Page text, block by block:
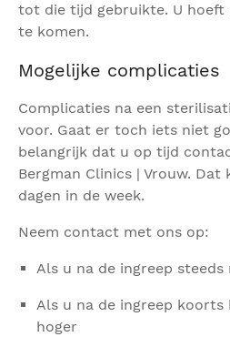
tot die tijd gebruikte. U
te komen.
Mogelijke complicaties
Complicaties na een
voor. Gaat er toch iets niet
belangrijk dat u op tijd
Bergman Clinics | Vrouw. Dat
dagen in de week.
Neem contact met ons op:
Als u na de ingreep
Als u na de ingreep
hoger